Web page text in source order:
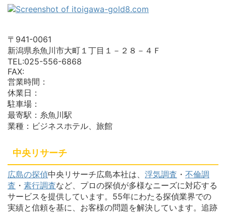
〒941-0061
新潟県糸魚川市大町１丁目１－２８－４Ｆ
TEL:025-556-6868
FAX:
営業時間：
休業日：
駐車場：
最寄駅：糸魚川駅
業種：ビジネスホテル、旅館
中央リサーチ
広島の探偵中央リサーチ広島本社は、 浮気調査 ・ 不倫調
査 ・ 素行調査など、プロの探偵が多様なニーズに対応する
サービスを提供しています。55年にわたる探偵業界での
実績と信頼を基に、お客様の問題を解決しています。追跡